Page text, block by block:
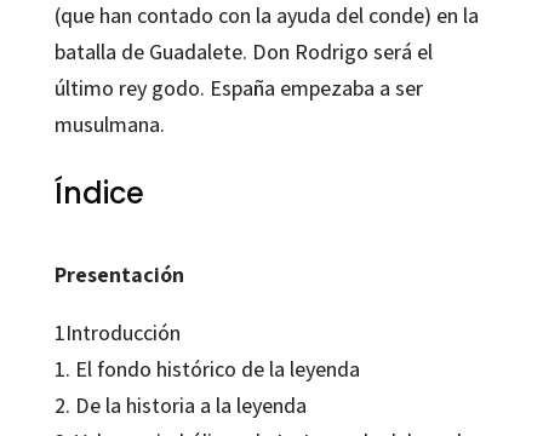
(que han contado con la ayuda del conde) en la
batalla de Guadalete. Don Rodrigo será el
último rey godo. España empezaba a ser
musulmana.
Índice
Presentación
1Introducción
1. El fondo histórico de la leyenda
2. De la historia a la leyenda